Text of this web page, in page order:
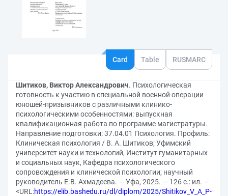
Card Table RUSMARC
Шитиков, Виктор Александрович. Психологическая
готовность к участию в специальной военной операции
юношей-призывников с различными клинико-
психологическими особенностями: выпускная
квалификационная работа по программе магистратуры.
Направление подготовки: 37.04.01 Психология. Профиль:
Клиническая психология / В. А. Шитиков; Уфимский
университет науки и технологий, Институт гуманитарных
и социальных наук, Кафедра психологического
сопровождения и клинической психологии; научный
руководитель Е.В. Ахмадеева. — Уфа, 2025. — 126 с.: ил. —
<URL:https://elib.bashedu.ru/dl/diplom/2025/Shitikov_V_A_P-